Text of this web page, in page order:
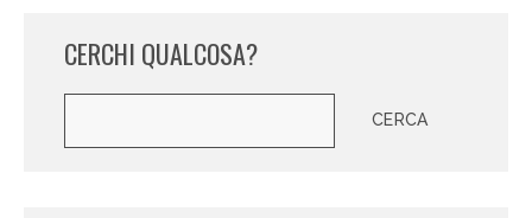
CERCHI QUALCOSA?
CERCA